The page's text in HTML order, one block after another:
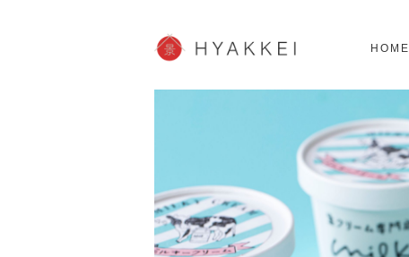
HOME
JP info